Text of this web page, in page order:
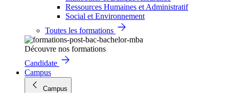
Ressources Humaines et Administratif
Social et Environnement
Toutes les formations
Découvre nos formations
Candidate
Campus
Campus